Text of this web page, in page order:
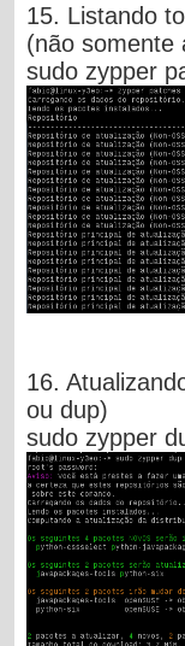
15. Listando
(não somente
sudo zypper
16.
ou dup)
sudo zypper